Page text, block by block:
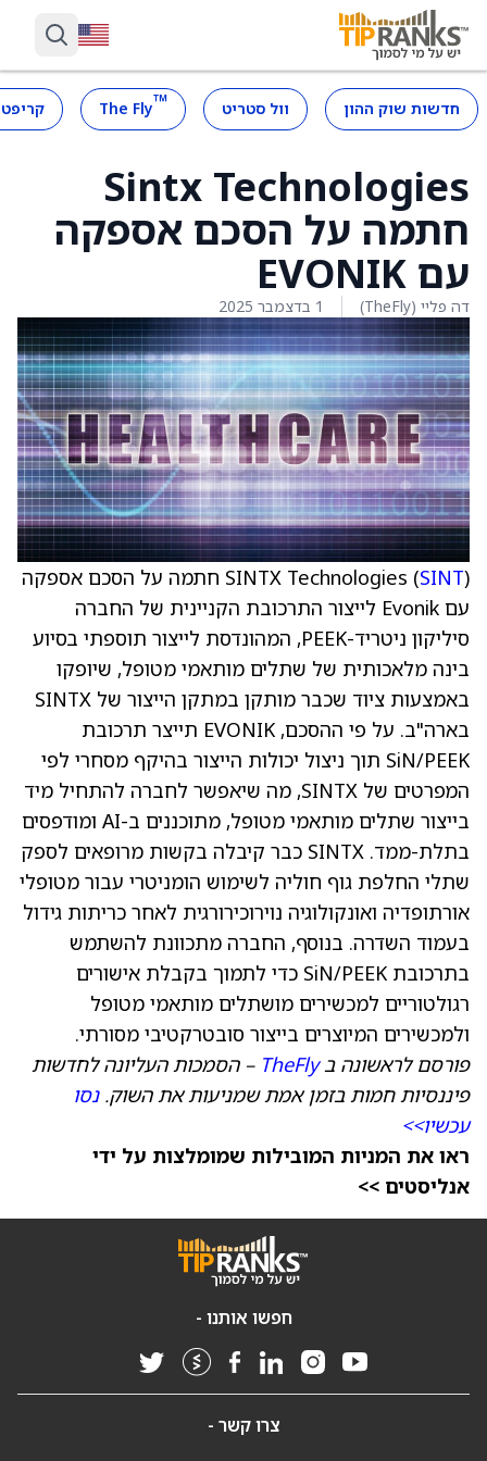
חדשות שוק ההון וול סטריט ™
The Fly
Sintx Technologies
חתמה על הסכם אספקה
עם EVONIK
דה פליי (TheFly) 1 בדצמבר 2025
SINTX Technologies (SINT
) חתמה על הסכם אספקה
עם Evonik לייצור התרכובת הקניינית של החברה
סיליקון ניטריד-PEEK, המהונדסת לייצור תוספתי בסיוע
בינה מלאכותית של שתלים מותאמי מטופל, שיופקו
באמצעות ציוד שכבר מותקן במתקן הייצור של SINTX
בארה"ב. על פי ההסכם, EVONIK תייצר תרכובת
SiN/PEEK תוך ניצול יכולות הייצור בהיקף מסחרי לפי
המפרטים של SINTX, מה שיאפשר לחברה להתחיל מיד
בייצור שתלים מותאמי מטופל, מתוכננים ב-AI ומודפסים
בתלת-ממד. SINTX כבר קיבלה בקשות מרופאים לספק
שתלי החלפת גוף חוליה לשימוש הומניטרי עבור מטופלי
אורתופדיה ואונקולוגיה נוירוכירורגית לאחר כריתות גידול
בעמוד השדרה. בנוסף, החברה מתכוונת להשתמש
בתרכובת SiN/PEEK כדי לתמוך בקבלת אישורים
רגולטוריים למכשירים מושתלים מותאמי מטופל
ולמכשירים המיוצרים בייצור סובטרקטיבי מסורתי.
פורסם לראשונה בTheFly – הסמכות העליונה לחדשות
פיננסיות חמות בזמן אמת שמניעות את השוק.נסו
עכשיו>>
ראו את המניות המובילות שמומלצות על ידי
אנליסטים >>
חפשו אותנו -
צרו קשר -